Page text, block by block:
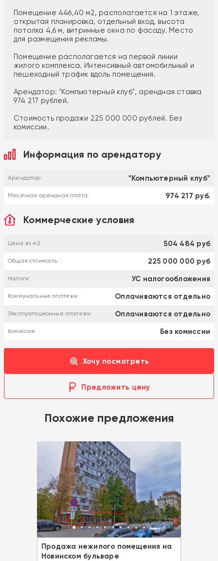
Помещение 446,40 м2, располагается на 1 этаже,
открытая планировка, отдельный вход, высота
потолка 4,6 м, витринные окна по фасаду. Место
для размещения рекламы.
Помещение располагается на первой линии
жилого комплекса. Интенсивный автомобильный и
пешеходный трафик вдоль помещения.
Арендатор: "Компьютерный клуб", арендная ставка
974 217 рублей.
Стоимость продажи 225 000 000 рублей. Без
комиссии.
Информация по арендатору
Арендатор: "Компьютерный клуб"
Месячная арендная плата: 974 217 руб.
Коммерческие условия
Цена за м2 : 504 484 руб
Общая стоимость : 225 000 000 руб
Налоги: УС налогообложения
Коммунальные платежи: Оплачиваются отдельно
Эксплуатационные платежи: Оплачиваются отдельно
Комиссия: Без комиссии
Хочу посмотреть
Предложить цену
Похожие предложения
Продажа нежилого помещения на
Новинском бульваре